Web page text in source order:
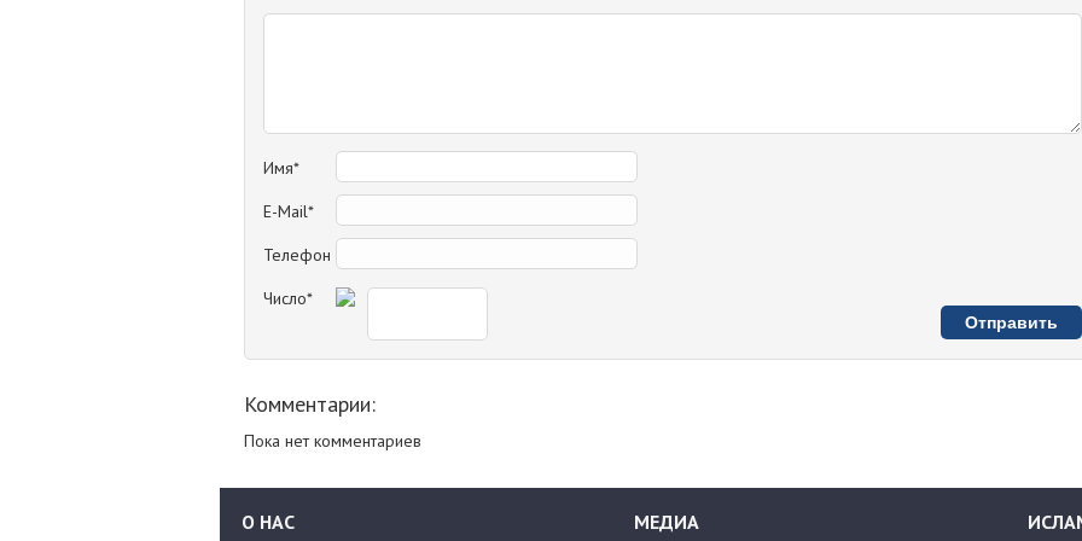
Имя*
E-Mail*
Телефон
Число*
Комментарии:
Пока нет комментариев
О НАС МЕДИА